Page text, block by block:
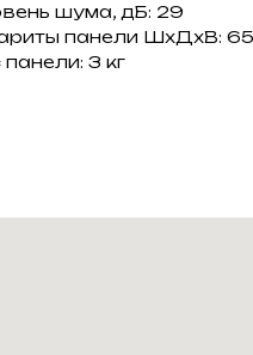
шума, дБ: 29
панели ШxДxВ:
3 кг